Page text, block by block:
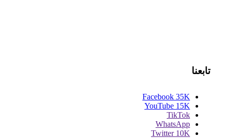
تابعنا
Facebook 35K
YouTube 15K
TikTok
WhatsApp
Twitter 10K